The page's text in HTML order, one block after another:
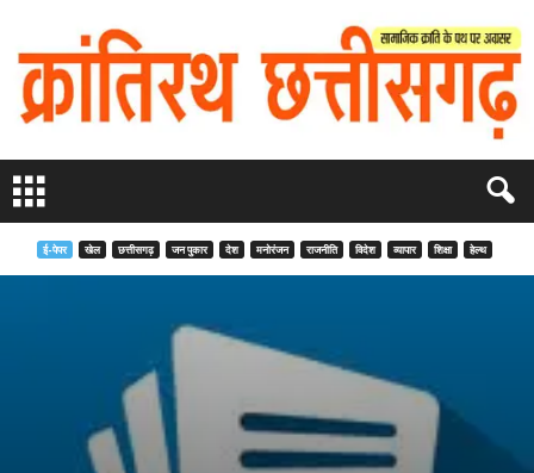
ई-पेपर खेल छत्तीसगढ़ जन पुकार देश मनोरंजन राजनीति विदेश व्यापार शिक्षा हेल्थ